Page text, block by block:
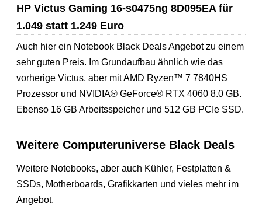
HP Victus Gaming 16-s0475ng 8D095EA für
1.049 statt 1.249 Euro
Auch hier ein Notebook Black Deals Angebot zu einem
sehr guten Preis. Im Grundaufbau ähnlich wie das
vorherige Victus, aber mit AMD Ryzen™ 7 7840HS
Prozessor und NVIDIA® GeForce® RTX 4060 8.0 GB.
Ebenso 16 GB Arbeitsspeicher und 512 GB PCIe SSD.
Weitere Computeruniverse Black Deals
Weitere Notebooks, aber auch Kühler, Festplatten &
SSDs, Motherboards, Grafikkarten und vieles mehr im
Angebot.